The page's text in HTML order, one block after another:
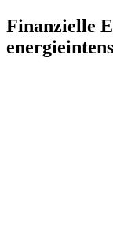
Zum
Inhalt
springen
Finanzielle